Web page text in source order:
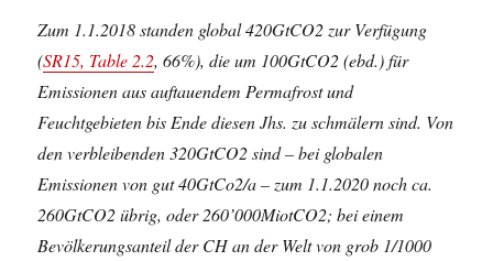
Zum 1.1.2018 standen global 420GtCO2 zur Verfügung
(SR15, Table 2.2, 66%), die um 100GtCO2 (ebd.)für
Emissionen aus auftauendem Permafrost und
Feuchtgebieten bis Ende diesen Jhs. zu schmälern sind. Von
den verbleibenden 320GtCO2 sind – bei globalen
Emissionen von gut 40GtCo2/a – zum 1.1.2020 noch ca.
260GtCO2 übrig, oder 260’000MiotCO2; bei einem
Bevölkerungsanteil der CH an der Welt von grob 1/1000